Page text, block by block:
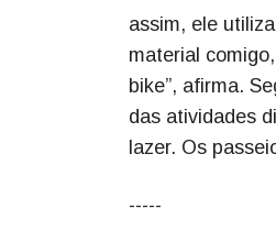
assim, ele
material
bike”, afirma.
das atividades
lazer. Os
-----